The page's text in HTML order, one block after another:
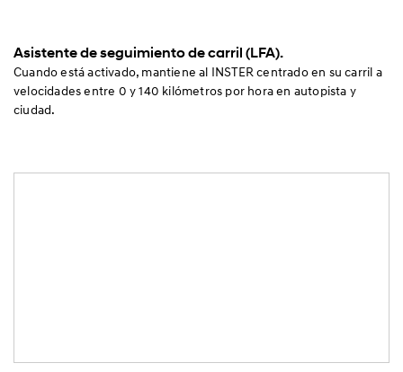
Asistente de seguimiento de carril (LFA).
Cuando está activado, mantiene al INSTER centrado en su carril a
velocidades entre 0 y 140 kilómetros por hora en autopista y
ciudad.